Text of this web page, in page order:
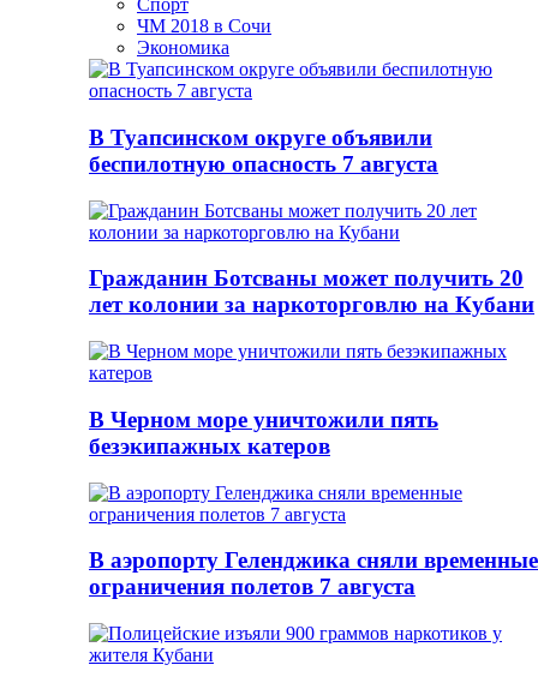
Спорт
ЧМ 2018 в Сочи
Экономика
В Туапсинском округе объявили
беспилотную опасность 7 августа
Гражданин Ботсваны может получить 20
лет колонии за наркоторговлю на Кубани
В Черном море уничтожили пять
безэкипажных катеров
В аэропорту Геленджика сняли временные
ограничения полетов 7 августа